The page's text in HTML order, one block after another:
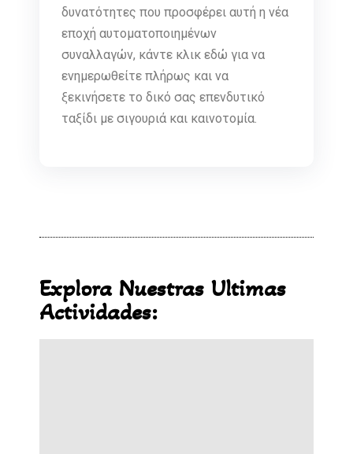
δυνατότητες που προσφέρει αυτή η νέα
εποχή αυτοματοποιημένων
συναλλαγών, κάντε κλικ εδώ για να
ενημερωθείτε πλήρως και να
ξεκινήσετε το δικό σας επενδυτικό
ταξίδι με σιγουριά και καινοτομία.
Explora Nuestras Ultimas
Actividades: